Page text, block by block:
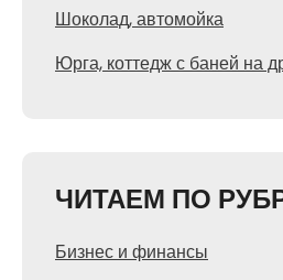
Шоколад, автомойка
Юрга, коттедж с баней на
ЧИТАЕМ ПО
Бизнес и финансы